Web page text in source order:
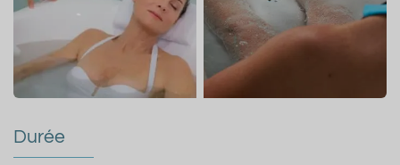
Durée